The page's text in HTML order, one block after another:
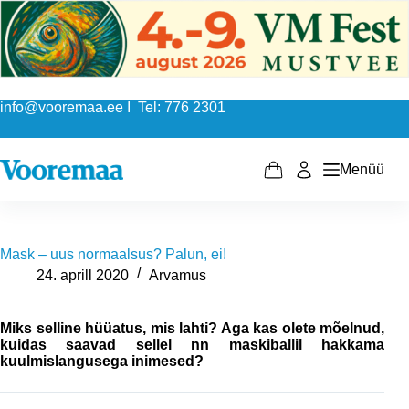
Skip
to
content
info@vooremaa.ee I Tel: 776 2301
Shopping
Menüü
Mask – uus normaalsus? Palun, ei!
24. aprill 2020
Arvamus
Miks selline hüüatus, mis lahti? Aga kas olete mõelnud,
kuidas saavad sellel nn maskiballil hakkama
kuulmislangusega inimesed?